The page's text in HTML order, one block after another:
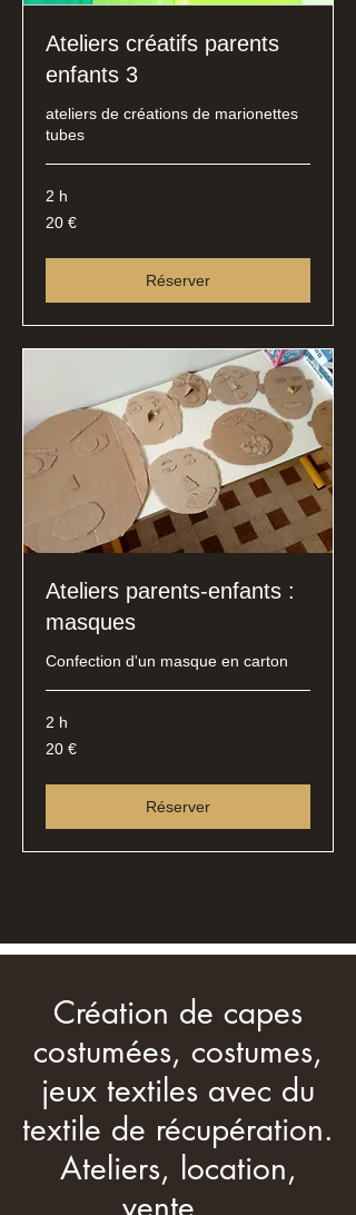
Ateliers créatifs parents
enfants 3
ateliers de créations de marionettes
tubes
2 h
20
euros
20 €
Réserver
Ateliers parents-enfants :
masques
Confection d'un masque en carton
2 h
20
euros
20 €
Réserver
Création de capes
costumées, costumes,
jeux textiles avec du
textile de récupération.
Ateliers, location,